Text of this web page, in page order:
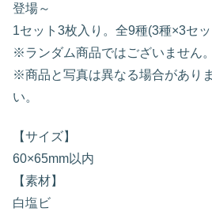
登場～
1セット3枚入り。全9種(3種×3セ
※ランダム商品ではございません。
※商品と写真は異なる場合があり
い。
【サイズ】
60×65mm以内
【素材】
白塩ビ